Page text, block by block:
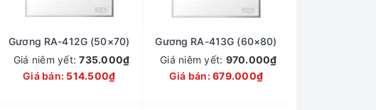
Gương RA-412G (50×70)
Giá niêm yết:735.000₫
Giá bán: 514.500₫
Gương RA-413G (60×80)
Giá niêm yết: 970.000₫
Giá bán: 679.000₫